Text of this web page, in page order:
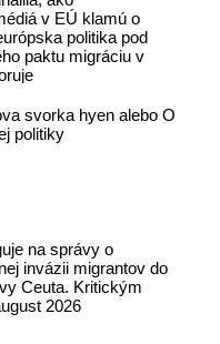
v EÚ klamú o
politika pod
paktu migráciu v
svorka hyen alebo O
politiky
na správy o
invázii migrantov do
Ceuta. Kritickým
2026